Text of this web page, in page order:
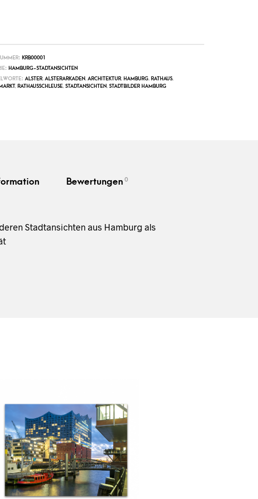
KRB00001
HAMBURG-STADTANSICHTEN
ALSTER, ALSTERARKADEN, ARCHITEKTUR, HAMBURG, RATHAUS,
, RATHAUSSCHLEUSE, STADTANSICHTEN, STADTBILDER HAMBURG
Bewertungen 0
Stadtansichten aus Hamburg als